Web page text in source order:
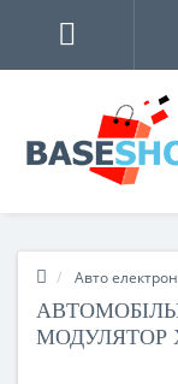
Авто
МОДУЛЯТОР